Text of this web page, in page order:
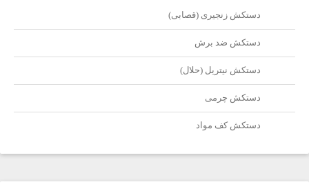
دستکش زنجیری (قصابی)
دستکش ضد برش
دستکش نیتریل (حلال)
دستکش چرمی
دستکش کف مواد